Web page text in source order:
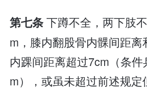
第七条下蹲不全，两下肢
m，膝内翻股骨内髁间距离
内踝间距离超过7cm（条件
m），或虽未超过前述规定